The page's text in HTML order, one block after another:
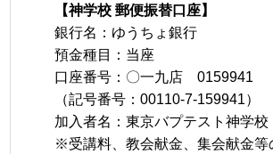
【神学校 郵便振替口座】
銀行名：ゆうちょ銀行
預金種目：当座
口座番号：〇一九店 0159941
（記号番号：00110-7-159941）
加入者名：東京バプテスト神学校
※受講料、教会献金、集会献金等